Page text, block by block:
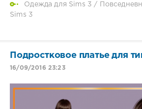
Одежда для Sims 3 /
Sims 3
Подростковое платье для
16/09/2016 23:23